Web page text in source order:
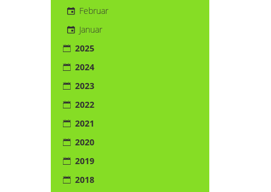
Februar
Januar
2025
2024
2023
2022
2021
2020
2019
2018